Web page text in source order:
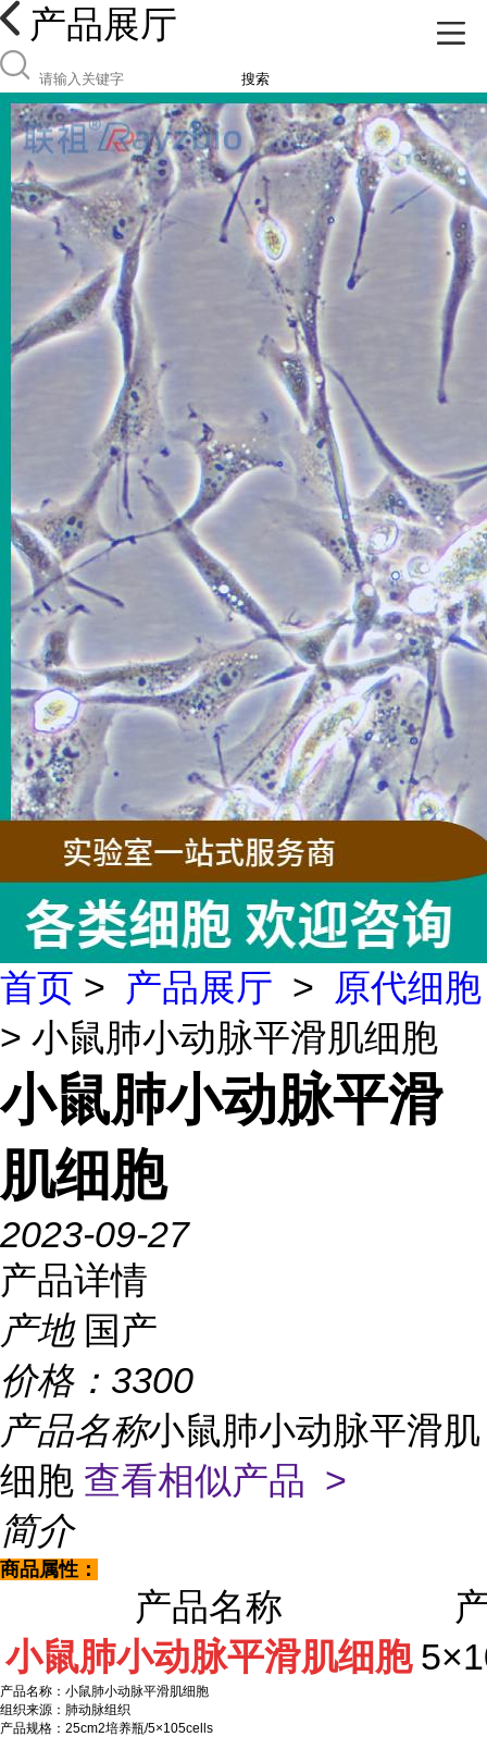
产品展厅
搜索
首页 > 产品展厅 >
原代细胞
> 小鼠肺小动脉平滑肌细胞
小鼠肺小动脉平滑
肌细胞
2023-09-27
产品详情
产地 国产
价格： 3300
产品名称小鼠肺小动脉平滑肌
细胞 查看相似产品 >
简介
商品属性：
产品名称
小鼠肺小动脉平滑肌细胞
产品名称：小鼠肺小动脉平滑肌细胞
组织来源：肺动脉组织
产品规格：25cm2培养瓶/5×105cells